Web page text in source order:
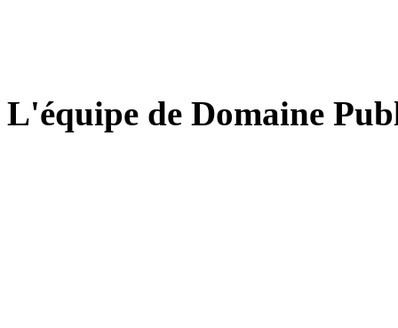
L'équipe de Domaine